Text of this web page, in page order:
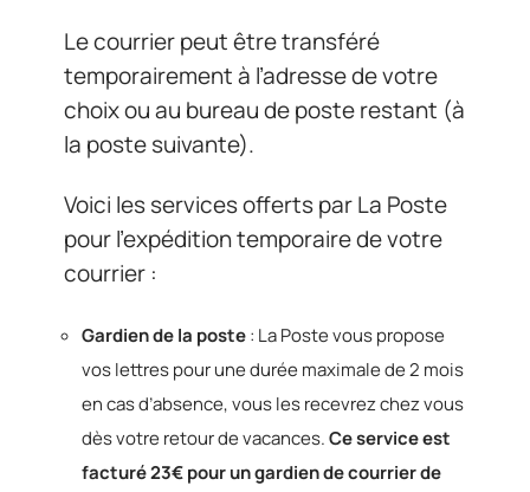
Le courrier peut être transféré
temporairement à l’adresse de votre
choix ou au bureau de poste restant (à
la poste suivante).
Voici les services offerts par La Poste
pour l’expédition temporaire de votre
courrier :
Gardien de la poste: La Poste vous propose
vos lettres pour une durée maximale de 2 mois
en cas d’absence, vous les recevrez chez vous
dès votre retour de vacances.Ce service est
facturé 23€ pour un gardien de courrier de